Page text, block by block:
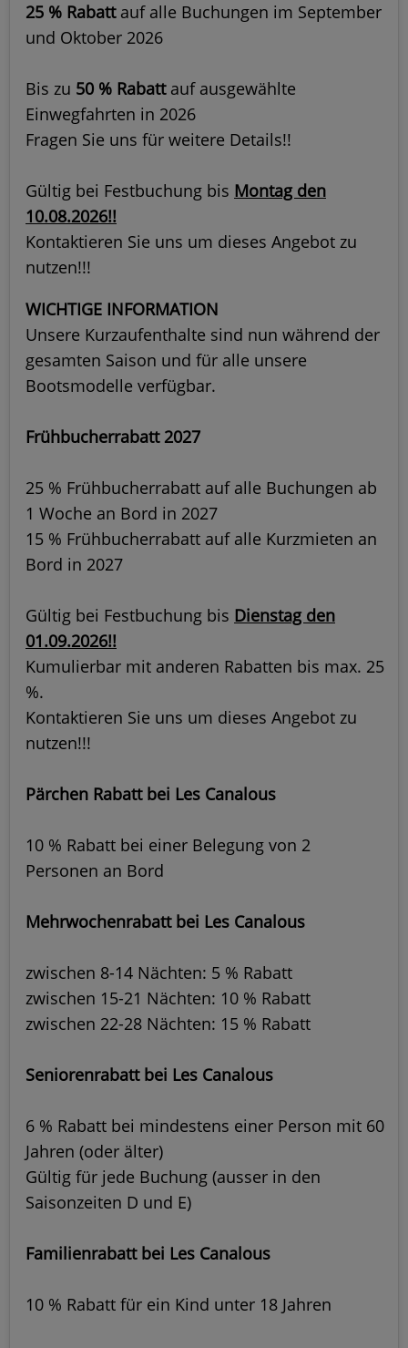
25 % Rabattauf alle Buchungen im September
und Oktober 2026
Bis zu 50 % Rabattauf ausgewählte
Einwegfahrten in 2026
Fragen Sie uns für weitere Details!!
Gültig bei Festbuchung bis Montag den
10.08.2026!!
Kontaktieren Sie uns um dieses Angebot zu
nutzen!!!
WICHTIGE INFORMATION
Unsere Kurzaufenthalte sind nun während der
gesamten Saison und für alle unsere
Bootsmodelle verfügbar.
Frühbucherrabatt 2027
25 % Frühbucherrabatt auf alle Buchungen ab
1 Woche an Bord in 2027
15 % Frühbucherrabatt auf alle Kurzmieten an
Bord in 2027
Gültig bei Festbuchung bis Dienstag den
01.09.2026!!
Kumulierbar mit anderen Rabatten bis max. 25
%.
Kontaktieren Sie uns um dieses Angebot zu
nutzen!!!
Pärchen Rabatt bei Les Canalous
10 % Rabatt bei einer Belegung von 2
Personen an Bord
Mehrwochenrabatt bei Les Canalous
zwischen 8-14 Nächten: 5 % Rabatt
zwischen 15-21 Nächten: 10 % Rabatt
zwischen 22-28 Nächten: 15 % Rabatt
Seniorenrabatt bei Les Canalous
6 % Rabatt bei mindestens einer Person mit 60
Jahren (oder älter)
Gültig für jede Buchung (ausser in den
Saisonzeiten D und E)
Familienrabatt bei Les Canalous
10 % Rabatt für ein Kind unter 18 Jahren